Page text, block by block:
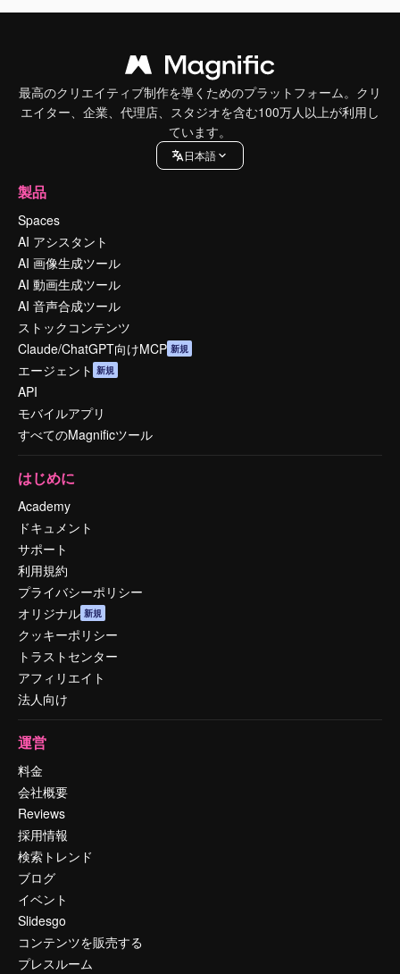
最高のクリエイティブ制作を導くためのプラットフォーム。クリ
エイター、企業、代理店、スタジオを含む100万人以上が利用し
ています。
日本語
製品
Spaces
AI アシスタント
AI 画像生成ツール
AI 動画生成ツール
AI 音声合成ツール
ストックコンテンツ
Claude/ChatGPT向けMCP 新規
エージェント 新規
API
モバイルアプリ
すべてのMagnificツール
はじめに
Academy
ドキュメント
サポート
利用規約
プライバシーポリシー
オリジナル 新規
クッキーポリシー
トラストセンター
アフィリエイト
法人向け
運営
料金
会社概要
Reviews
採用情報
検索トレンド
ブログ
イベント
Slidesgo
コンテンツを販売する
プレスルーム